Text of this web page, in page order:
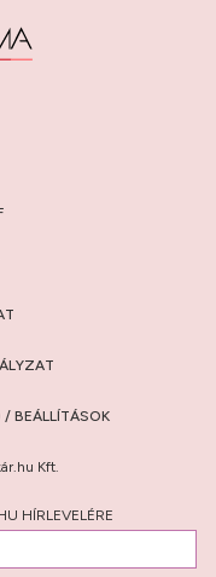
/ BEÁLLÍTÁSOK
Kft.
HÍRLEVELÉRE